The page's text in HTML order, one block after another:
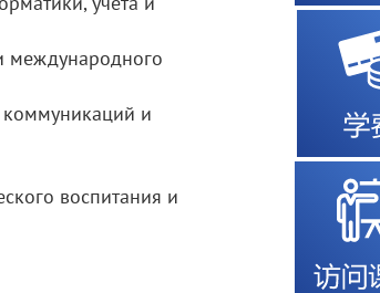
международного
коммуникаций и
воспитания и